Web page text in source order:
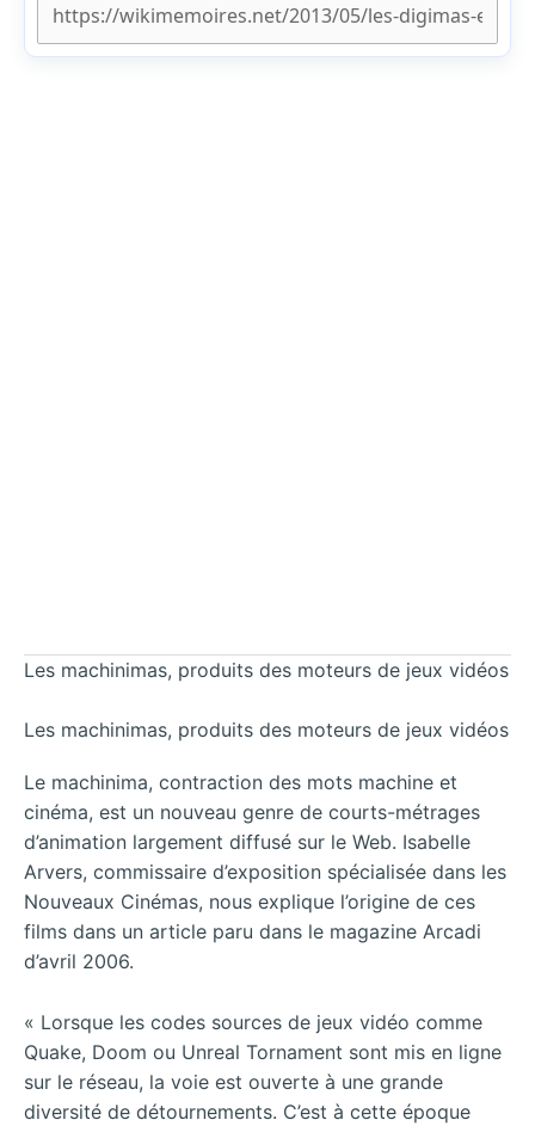
Les machinimas, produits des moteurs de jeux vidéos
Les machinimas, produits des moteurs de jeux vidéos
Le machinima, contraction des mots machine et
cinéma, est un nouveau genre de courts-métrages
d’animation largement diffusé sur le Web. Isabelle
Arvers, commissaire d’exposition spécialisée dans les
Nouveaux Cinémas, nous explique l’origine de ces
films dans un article paru dans le magazine Arcadi
d’avril 2006.
« Lorsque les codes sources de jeux vidéo comme
Quake, Doom ou Unreal Tornament sont mis en ligne
sur le réseau, la voie est ouverte à une grande
diversité de détournements. C’est à cette époque